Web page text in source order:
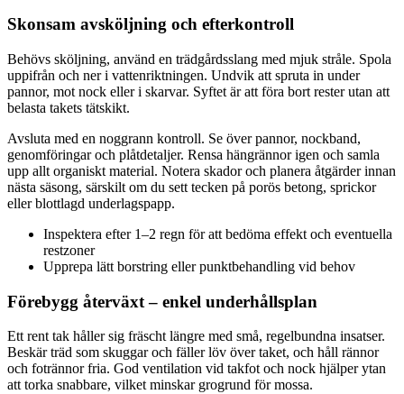
Skonsam avsköljning och efterkontroll
Behövs sköljning, använd en trädgårdsslang med mjuk stråle. Spola
uppifrån och ner i vattenriktningen. Undvik att spruta in under
pannor, mot nock eller i skarvar. Syftet är att föra bort rester utan att
belasta takets tätskikt.
Avsluta med en noggrann kontroll. Se över pannor, nockband,
genomföringar och plåtdetaljer. Rensa hängrännor igen och samla
upp allt organiskt material. Notera skador och planera åtgärder innan
nästa säsong, särskilt om du sett tecken på porös betong, sprickor
eller blottlagd underlagspapp.
Inspektera efter 1–2 regn för att bedöma effekt och eventuella
restzoner
Upprepa lätt borstring eller punktbehandling vid behov
Förebygg återväxt – enkel underhållsplan
Ett rent tak håller sig fräscht längre med små, regelbundna insatser.
Beskär träd som skuggar och fäller löv över taket, och håll rännor
och fotrännor fria. God ventilation vid takfot och nock hjälper ytan
att torka snabbare, vilket minskar grogrund för mossa.